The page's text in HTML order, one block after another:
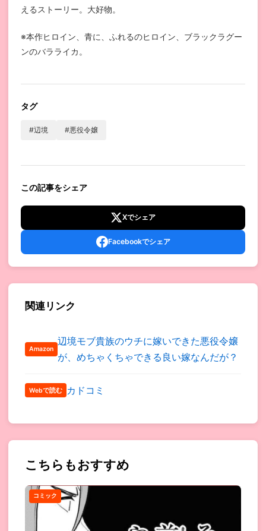
えるストーリー。大好物。
※本作ヒロイン、青に、ふれるのヒロイン、ブラックラグー
ンのバラライカ。
タグ
#辺境 #悪役令嬢
この記事をシェア
Xでシェア
Facebookでシェア
関連リンク
Amazon
辺境モブ貴族のウチに嫁いできた悪役令嬢
が、めちゃくちゃできる良い嫁なんだが？
Webで読む カドコミ
こちらもおすすめ
コミック